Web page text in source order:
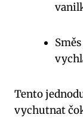
Tento
vychutnat